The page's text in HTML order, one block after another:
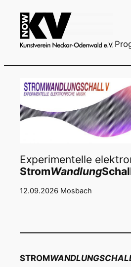
Zum
Inhalt
springen
Experimentelle
StromWandlung
12.09.2026 Mosbach
STROM